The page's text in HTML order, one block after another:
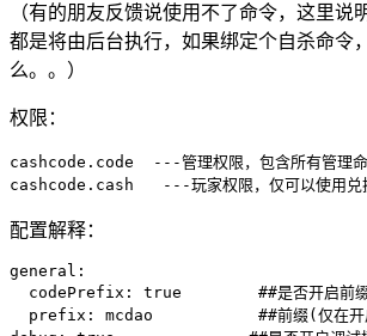
（有的朋友反馈说使用不了命令，这里说
都是将由后台执行，如果绑定个自杀命令
么。。）
权限：
cashcode.code  ---管理权限，包含所有管理
cashcode.cash   ---玩家权限，仅可以使用兑
配置解释：
general:
codePrefix: true        ##是否开启前
prefix: mcdao           ##前缀(仅在开